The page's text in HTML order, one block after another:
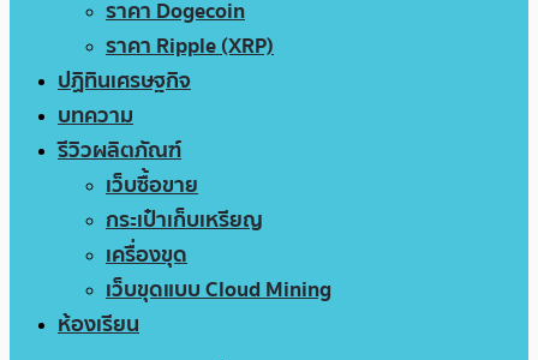
ราคา Dogecoin
ราคา Ripple (XRP)
ปฏิทินเศรษฐกิจ
บทความ
รีวิวผลิตภัณฑ์
เว็บซื้อขาย
กระเป๋าเก็บเหรียญ
เครื่องขุด
เว็บขุดแบบ Cloud Mining
ห้องเรียน